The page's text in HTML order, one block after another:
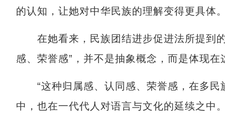
的认知，让她对中华民族的理解变得更具体
在她看来，民族团结进步促进法所提到的
感、荣誉感”，并不是抽象概念，而是体现
“这种归属感、认同感、荣誉感，在多民
中，也在一代代人对语言与文化的延续之中